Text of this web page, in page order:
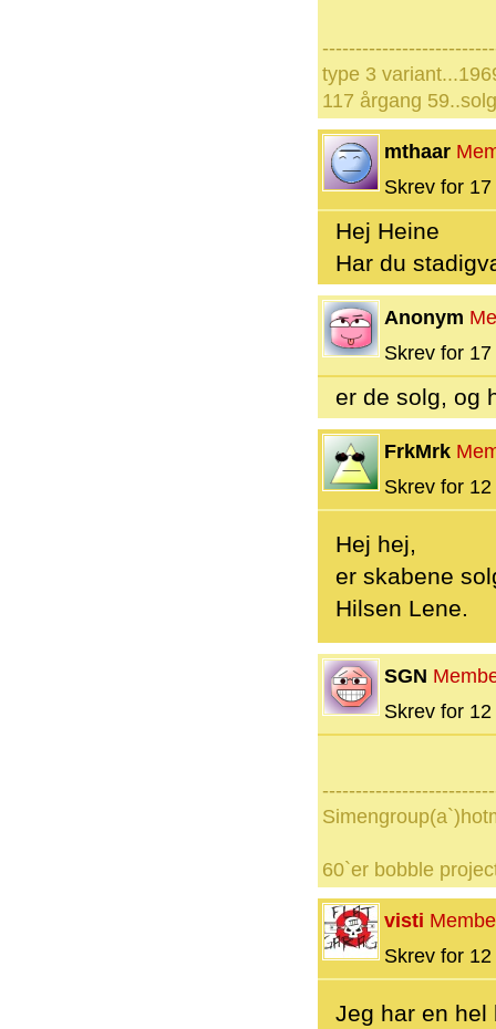
type 3
117 årgang
mthaar
Skrev for
Hej Heine
Har du
Anonym
Skrev for
er de solg, og
FrkMrk
Skrev for
Hej hej,
er skabene
Hilsen Lene.
SGN
Skrev for
60`er bobble
visti
Skrev for
Jeg har en